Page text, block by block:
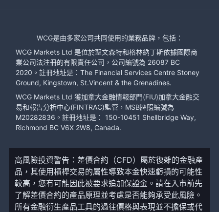
WCG是由多家公司共同使用的業務品牌，包括：
WCG Markets Ltd 是位於聖文森特和格林納丁斯依據國際商
業公司法注冊的有限責任公司，公司編號為 26087 BC
2020。註冊地址是：The Financial Services Centre Stoney
Ground, Kingstown, St.Vincent & the Grenadines.
WCG Markets Ltd 獲加拿大金融情報部門(FIU)加拿大金融交
易和報告分析中心(FINTRAC)監管，MSB牌照編號為
M20282836。註冊地址是： 150-10451 Shellbridge Way,
Richmond BC V6X 2W8, Canada.
高風險投資警告：差價合約（CFD）屬於復雜的金融產
品，其使用槓桿交易的屬性導致本金快速虧損的可能性
較高，您有可能因此被要求追加保證金。請在入市前先
了解差價合約的產品原理並考慮是否能夠承受此風險。
所有金融衍生產品工具的過往價格與表現並不擔保或代